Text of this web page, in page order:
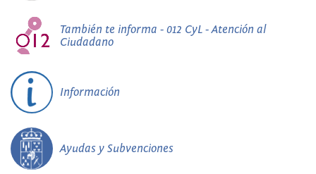
También te informa - 012 CyL - Atención al
Ciudadano
Información
Ayudas y Subvenciones